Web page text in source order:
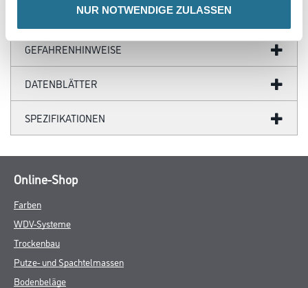
NUR NOTWENDIGE ZULASSEN
ZUSATZINFOS
GEFAHRENHINWEISE
DATENBLÄTTER
SPEZIFIKATIONEN
Online-Shop
Farben
WDV-Systeme
Trockenbau
Putze- und Spachtelmassen
Bodenbeläge